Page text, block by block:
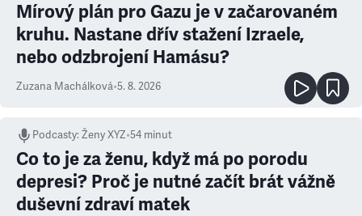
Mírový plán pro Gazu je v začarovaném
kruhu. Nastane dřív stažení Izraele,
nebo odzbrojení Hamásu?
Zuzana Machálková•5. 8. 2026
Podcasty:Ženy XYZ•54 minut
Co to je za ženu, když má po porodu
depresi? Proč je nutné začít brát vážně
duševní zdraví matek